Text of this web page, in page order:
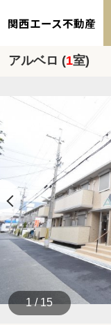
関西エース不動産
アルベロ (1室)
1 / 15